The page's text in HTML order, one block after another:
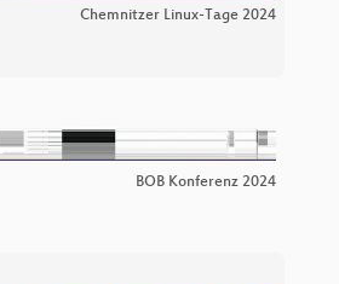
Chemnitzer Linux-Tage 2024
BOB Konferenz 2024